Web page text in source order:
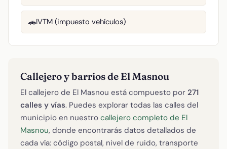
🚗IVTM (impuesto vehículos)
Callejero y barrios de El Masnou
El callejero de El Masnou está compuesto por 271
calles y vías. Puedes explorar todas las calles del
municipio en nuestro callejero completo de El
Masnou, donde encontrarás datos detallados de
cada vía: código postal, nivel de ruido, transporte